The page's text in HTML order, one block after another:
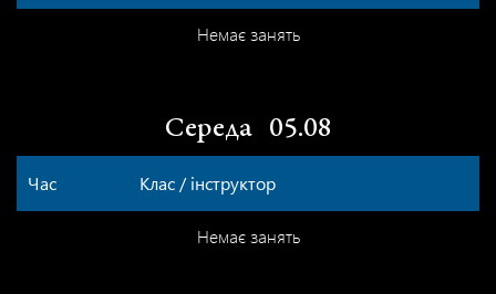
Немає занять
Середа 05.08
Час Клас / інструктор
Немає занять